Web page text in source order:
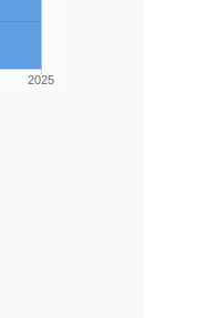
2025